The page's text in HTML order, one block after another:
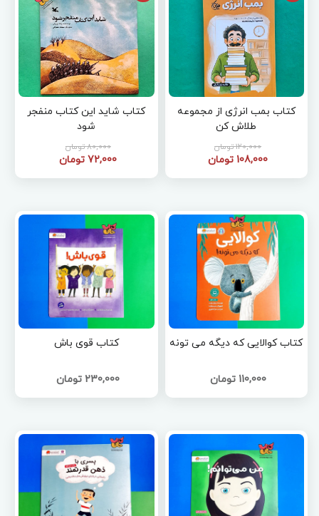
کتاب بمب انرژی از مجموعه
طلاش کن
120,000 تومان
108,000 تومان
کتاب شاید این کتاب منفجر
شود
80,000 تومان
72,000 تومان
کتاب کوالایی که دیگه می تونه
110,000 تومان
کتاب قوی باش
230,000 تومان